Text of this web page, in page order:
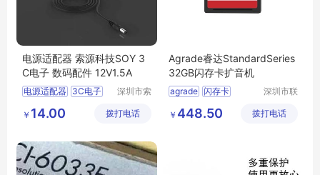
电源适配器 索源科技SOY 3
C电子 数码配件 12V1.5A
电源适配器 3C电子
深圳市索
限公司
￥ 14.00 拨打电话
Agrade睿达StandardSeries
32GB闪存卡扩音机
agrade 闪存卡
深圳市联
限公司
￥ 448.50 拨打电话